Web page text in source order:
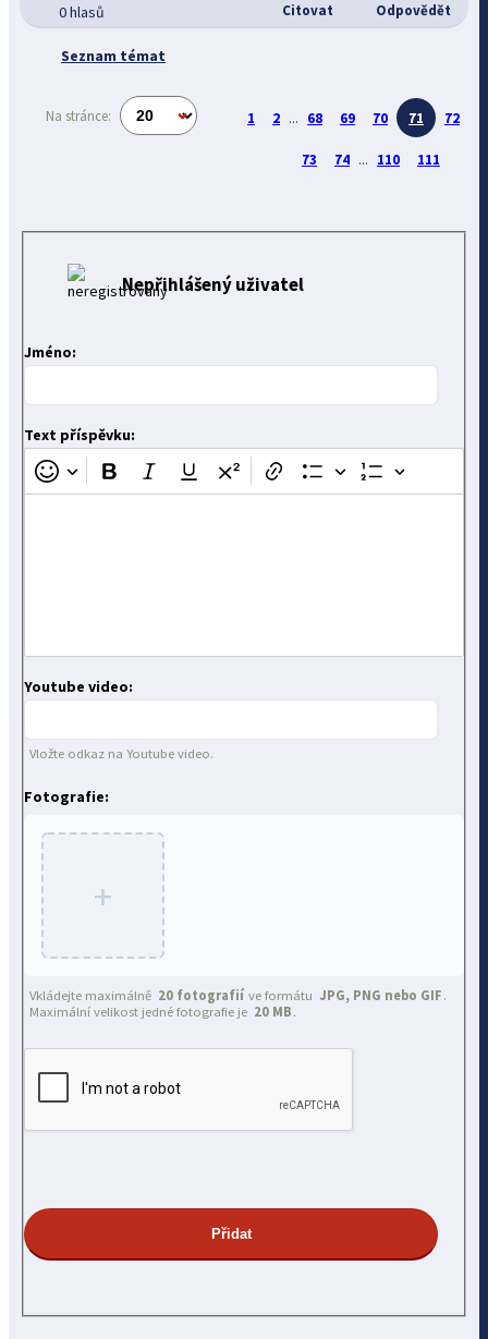
0 hlasů Citovat Odpovědět
Seznam témat
Na stránce: 1 2 ... 68 69 70 71 72
73 74 ... 110 111
Nepřihlášený uživatel
Jméno:
Text příspěvku:
Youtube video:
Vložte odkaz na Youtube video.
Fotografie:
+
Vkládejte maximálně 20 fotografií ve formátu JPG, PNG nebo GIF .
Maximální velikost jedné fotografie je 20 MB .